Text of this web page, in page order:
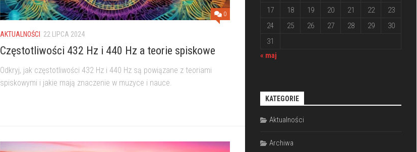
0
AKTUALNOŚCI 22 LIPCA 2024
Częstotliwości 432 Hz i 440 Hz a teorie spiskowe
Odkryj, jak częstotliwości 432 Hz i 440 Hz są powiązane z teoriami
spiskowymi i jakie mają znaczenie w muzyce i nauce.
17
18 19 20 21 22
23
24
25 26 27 28 29
30
31
« maj
KATEGORIE
Aktualności
Archiwa